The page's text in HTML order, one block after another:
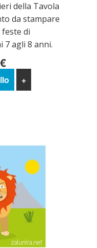
della Tavola
da stampare
di
7 agli 8 anni.
+